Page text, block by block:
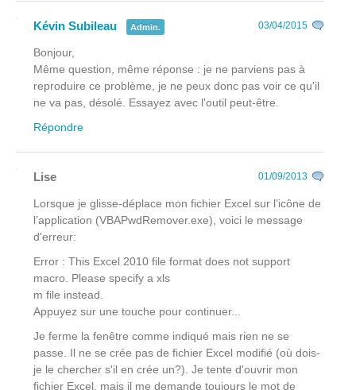
Kévin Subileau Admin. 03/04/2015
Bonjour,
Même question, même réponse : je ne parviens pas à
reproduire ce problème, je ne peux donc pas voir ce qu'il
ne va pas, désolé. Essayez avec l'outil peut-être.
Répondre
Lise 01/09/2013
Lorsque je glisse-déplace mon fichier Excel sur l’icône de
l’application (VBAPwdRemover.exe), voici le message
d'erreur:
Error : This Excel 2010 file format does not support
macro. Please specify a xls
m file instead.
Appuyez sur une touche pour continuer...
Je ferme la fenêtre comme indiqué mais rien ne se
passe. Il ne se crée pas de fichier Excel modifié (où dois-
je le chercher s'il en crée un?). Je tente d'ouvrir mon
fichier Excel, mais il me demande toujours le mot de